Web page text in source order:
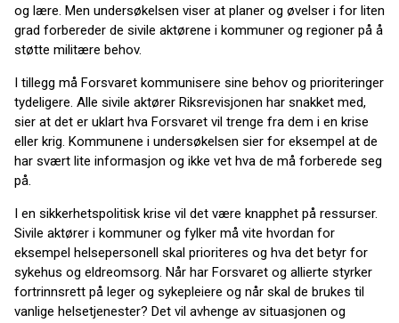
og lære. Men undersøkelsen viser at planer og øvelser i for liten
grad forbereder de sivile aktørene i kommuner og regioner på å
støtte militære behov.
I tillegg må Forsvaret kommunisere sine behov og prioriteringer
tydeligere. Alle sivile aktører Riksrevisjonen har snakket med,
sier at det er uklart hva Forsvaret vil trenge fra dem i en krise
eller krig. Kommunene i undersøkelsen sier for eksempel at de
har svært lite informasjon og ikke vet hva de må forberede seg
på.
I en sikkerhetspolitisk krise vil det være knapphet på ressurser.
Sivile aktører i kommuner og fylker må vite hvordan for
eksempel helsepersonell skal prioriteres og hva det betyr for
sykehus og eldreomsorg. Når har Forsvaret og allierte styrker
fortrinnsrett på leger og sykepleiere og når skal de brukes til
vanlige helsetjenester? Det vil avhenge av situasjonen og